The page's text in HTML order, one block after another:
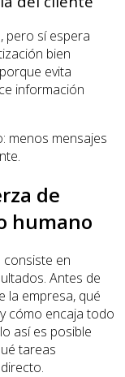
pero sí espera
bien
evita
información
menos mensajes
de
humano
consiste en
Antes de
la empresa, qué
cómo encaja todo
así es posible
tareas